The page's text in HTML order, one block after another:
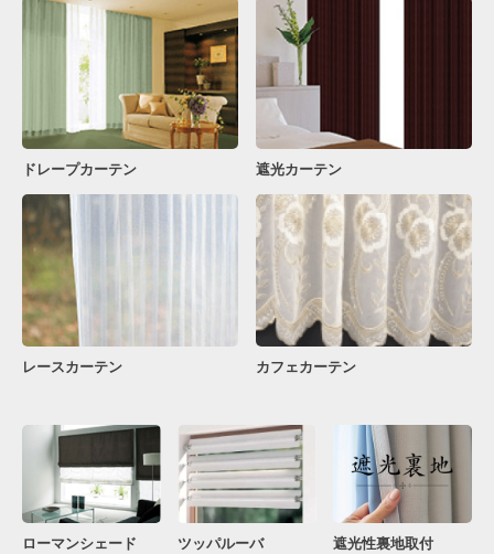
ドレープカーテン 遮光カーテン
レースカーテン カフェカーテン
ローマンシェード ツッパルーバ 遮光性裏地取付